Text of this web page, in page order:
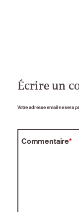
Écrire un
Votre adresse email ne sera
Commentaire*